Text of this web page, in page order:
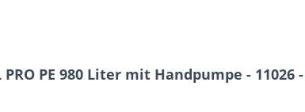
PE 980 Liter mit Handpumpe - 11026 -